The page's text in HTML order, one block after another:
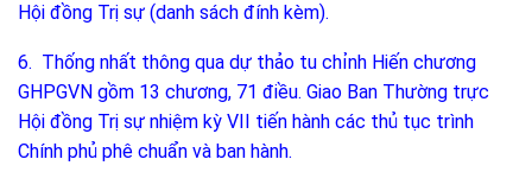
Hội đồng Trị sự (danh sách đính kèm).
6. Thống nhất thông qua dự thảo tu chỉnh Hiến chương
GHPGVN gồm 13 chương, 71 điều. Giao Ban Thường trực
Hội đồng Trị sự nhiệm kỳ VII tiến hành các thủ tục trình
Chính phủ phê chuẩn và ban hành.